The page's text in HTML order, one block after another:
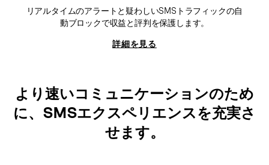
リアルタイムのアラートと疑わしいSMSトラフィックの自
動ブロックで収益と評判を保護します。
詳細を見る
より速いコミュニケーションのため
に、SMSエクスペリエンスを充実さ
せます。